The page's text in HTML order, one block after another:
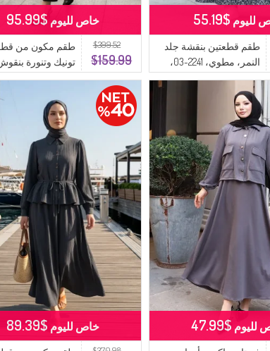
طقم قطعتين بنقشة جلد
النمر، مطوي، 2241-03،
أسود أنثراسيت
لليوم $55.19
$399.52
$159.99
طقم مكون من
تونيك وتنورة
هندسية، رقم
خاص لليوم $95.99
لليوم $47.99 خاص لليوم $89.39